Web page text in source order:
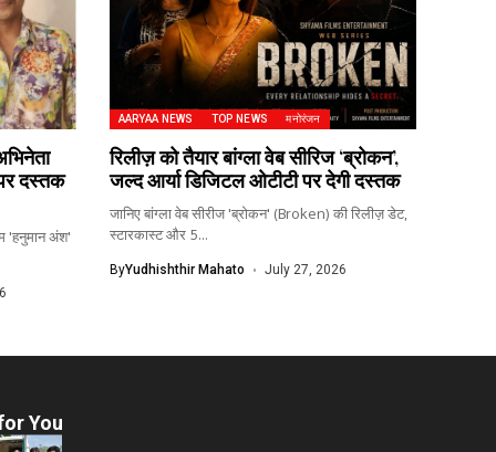
दस्तक
'हनुमान अंश'
AARYAA NEWS TOP NEWS मनोरंजन
रिलीज़ को तैयार बांग्ला वेब सीरिज ‘ब्रोकन’,
जल्द आर्या डिजिटल ओटीटी पर देगी दस्तक
जानिए बांग्ला वेब सीरीज 'ब्रोकन' (Broken) की रिलीज़ डेट,
स्टारकास्ट और 5...
ByYudhishthir Mahato July 27, 2026
You